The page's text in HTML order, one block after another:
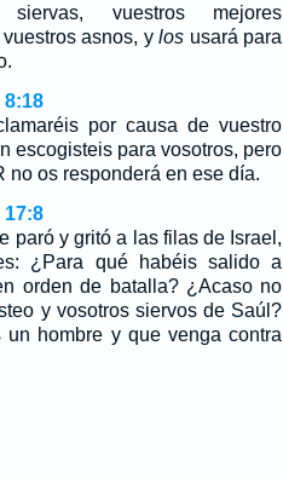
siervas, vuestros mejores
vuestros asnos, ylos usará para
8:18
por causa de vuestro
escogisteis para vosotros, pero
no os responderá en ese día.
17:8
paró y gritó a las filas de Israel,
¿Para qué habéis salido a
orden de batalla? ¿Acaso no
y vosotros siervos de Saúl?
un hombre y que venga contra